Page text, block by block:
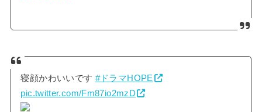
寝顔かわいいです #ドラマHOPE
pic.twitter.com/Fm87io2mzD